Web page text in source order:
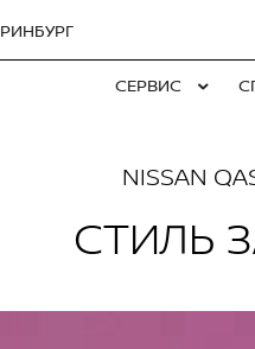
СЕРВИС
NISSAN
СТИЛЬ